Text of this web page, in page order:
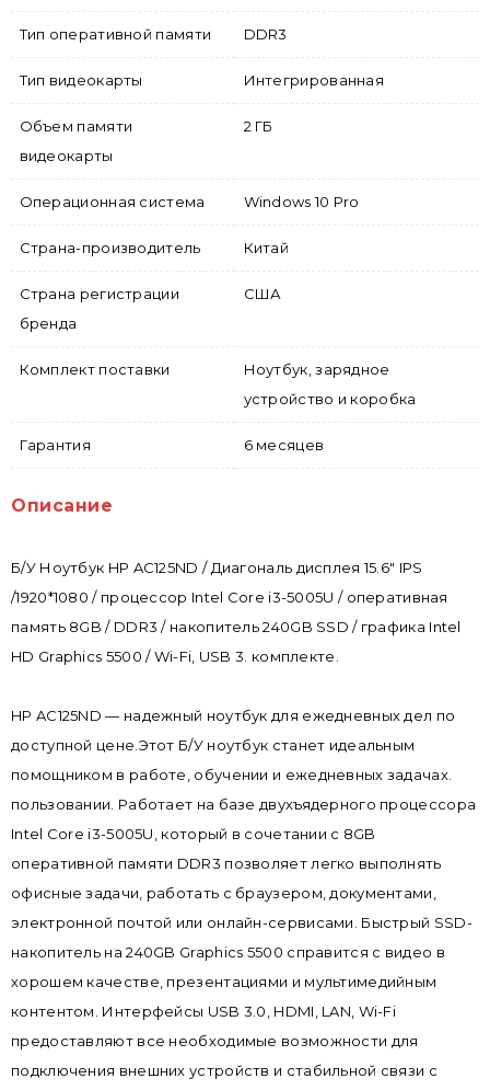
Тип оперативной памяти DDR3
Тип видеокарты Интегрированная
Объем памяти
видеокарты
2 ГБ
Операционная система Windows 10 Pro
Страна-производитель Китай
Страна регистрации
бренда
США
Комплект поставки
Ноутбук, зарядное
устройство и коробка
Гарантия 6 месяцев
Описание
Б/У Ноутбук HP AC125ND / Диагональ дисплея 15.6" IPS
/1920*1080 / процессор Intel Core i3-5005U / оперативная
память 8GB / DDR3 / накопитель 240GB SSD / графика Intel
HD Graphics 5500 / Wi-Fi, USB 3. комплекте.
HP AC125ND — надежный ноутбук для ежедневных дел по
доступной цене.Этот Б/У ноутбук станет идеальным
помощником в работе, обучении и ежедневных задачах.
пользовании. Работает на базе двухъядерного процессора
Intel Core i3-5005U, который в сочетании с 8GB
оперативной памяти DDR3 позволяет легко выполнять
офисные задачи, работать с браузером, документами,
электронной почтой или онлайн-сервисами. Быстрый SSD-
накопитель на 240GB Graphics 5500 справится с видео в
хорошем качестве, презентациями и мультимедийным
контентом. Интерфейсы USB 3.0, HDMI, LAN, Wi-Fi
предоставляют все необходимые возможности для
подключения внешних устройств и стабильной связи с